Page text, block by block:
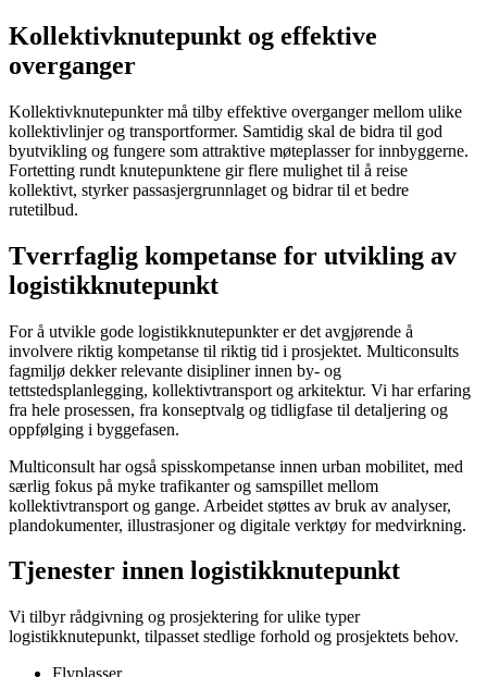
Kollektivknutepunkt og effektive
overganger
Kollektivknutepunkter må tilby effektive overganger mellom ulike
kollektivlinjer og transportformer. Samtidig skal de bidra til god
byutvikling og fungere som attraktive møteplasser for innbyggerne.
Fortetting rundt knutepunktene gir flere mulighet til å reise
kollektivt, styrker passasjergrunnlaget og bidrar til et bedre
rutetilbud.
Tverrfaglig kompetanse for utvikling av
logistikknutepunkt
For å utvikle gode logistikknutepunkter er det avgjørende å
involvere riktig kompetanse til riktig tid i prosjektet. Multiconsults
fagmiljø dekker relevante disipliner innen by- og
tettstedsplanlegging, kollektivtransport og arkitektur. Vi har erfaring
fra hele prosessen, fra konseptvalg og tidligfase til detaljering og
oppfølging i byggefasen.
Multiconsult har også spisskompetanse innen urban mobilitet, med
særlig fokus på myke trafikanter og samspillet mellom
kollektivtransport og gange. Arbeidet støttes av bruk av analyser,
plandokumenter, illustrasjoner og digitale verktøy for medvirkning.
Tjenester innen logistikknutepunkt
Vi tilbyr rådgivning og prosjektering for ulike typer
logistikknutepunkt, tilpasset stedlige forhold og prosjektets behov.